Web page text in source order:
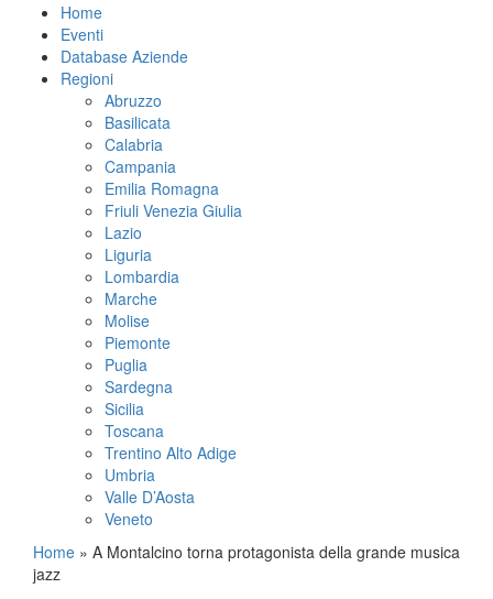
Home
Eventi
Database Aziende
Regioni
Abruzzo
Basilicata
Calabria
Campania
Emilia Romagna
Friuli Venezia Giulia
Lazio
Liguria
Lombardia
Marche
Molise
Piemonte
Puglia
Sardegna
Sicilia
Toscana
Trentino Alto Adige
Umbria
Valle D’Aosta
Veneto
Home » A Montalcino torna protagonista della grande musica
jazz